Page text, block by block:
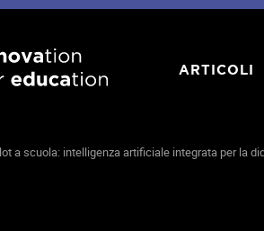
ARTICOLI
a scuola: intelligenza artificiale integrata per la